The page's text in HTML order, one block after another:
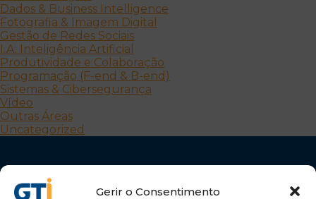
Gerir o Consentimento
Dados & Business Intelligence
Fotografia & Imagem Digital
Gestão de Redes Sociais
I.A. Inteligência Artificial
Produtividade e Colaboração
Programação (F-end & B-end)
Sistemas & Cibersegurança
Vídeo
Outras Áreas
Uncategorized